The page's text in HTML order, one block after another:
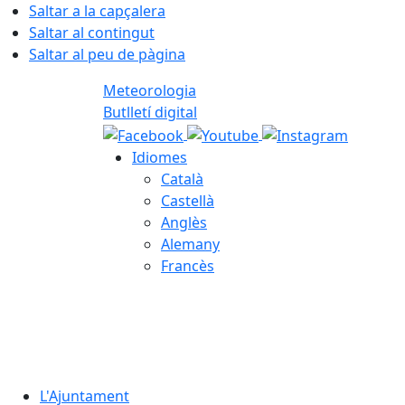
Saltar a la capçalera
Saltar al contingut
Saltar al peu de pàgina
Meteorologia
Butlletí digital
Idiomes
Català
Castellà
Anglès
Alemany
Francès
L'Ajuntament